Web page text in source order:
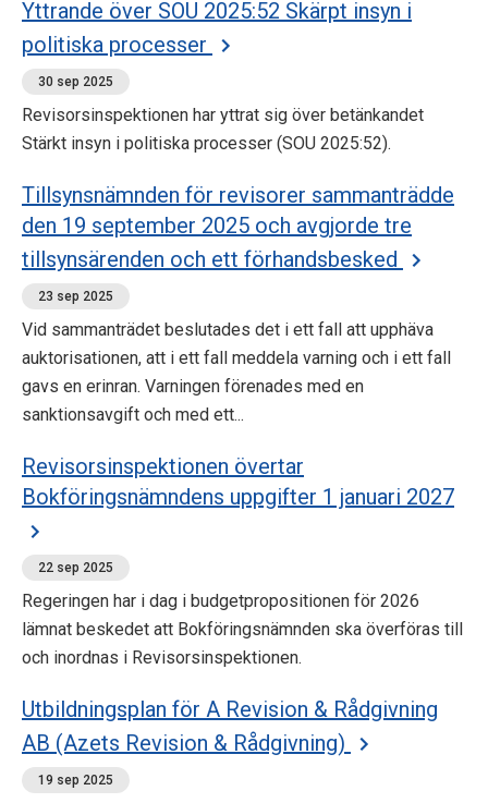
Yttrande över SOU 2025:52 Skärpt insyn i
politiska processer
30 sep 2025
Revisorsinspektionen har yttrat sig över betänkandet
Stärkt insyn i politiska processer (SOU 2025:52).
Tillsynsnämnden för revisorer sammanträdde
den 19 september 2025 och avgjorde tre
tillsynsärenden och ett förhandsbesked
23 sep 2025
Vid sammanträdet beslutades det i ett fall att upphäva
auktorisationen, att i ett fall meddela varning och i ett fall
gavs en erinran. Varningen förenades med en
sanktionsavgift och med ett...
Revisorsinspektionen övertar
Bokföringsnämndens uppgifter 1 januari 2027
22 sep 2025
Regeringen har i dag i budgetpropositionen för 2026
lämnat beskedet att Bokföringsnämnden ska överföras till
och inordnas i Revisorsinspektionen.
Utbildningsplan för A Revision & Rådgivning
AB (Azets Revision & Rådgivning)
19 sep 2025